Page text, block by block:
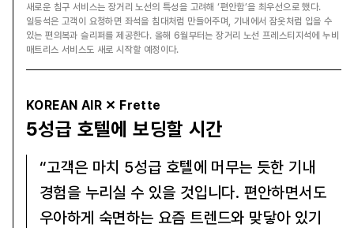
새로운 침구 서비스는 장거리 노선의 특성을 고려해 ‘편안함’을 최우선으로 했다.
일등석은 고객이 요청하면 좌석을 침대처럼 만들어주며, 기내에서 잠옷처럼 입을 수
있는 편의복과 슬리퍼를 제공한다. 올해 6월부터는 장거리 노선 프레스티지석에 누비
매트리스 서비스도 새로 시작할 예정이다.
KOREAN AIR ✕ Frette
5성급 호텔에 보딩할 시간
“고객은 마치 5성급 호텔에 머무는 듯한 기내
경험을 누리실 수 있을 것입니다. 편안하면서도
우아하게 숙면하는 요즘 트렌드와 맞닿아 있기